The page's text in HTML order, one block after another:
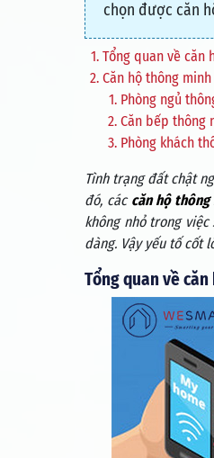
chọn được căn
Tổng quan về căn
Căn hộ thông
Phòng ngủ
Căn bếp thông
Phòng khách
Tình trạng đất chật
đó, các căn hộ thông
không nhỏ trong
dàng. Vậy yếu tố cốt
Tổng quan về